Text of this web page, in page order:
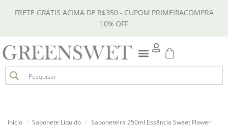
FRETE GRÁTIS ACIMA DE R$350 - CUPOM PRIMEIRACOMPRA
10% OFF
Início / Sabonete Líquido / Saboneteira 250ml Essência Sweet Flower